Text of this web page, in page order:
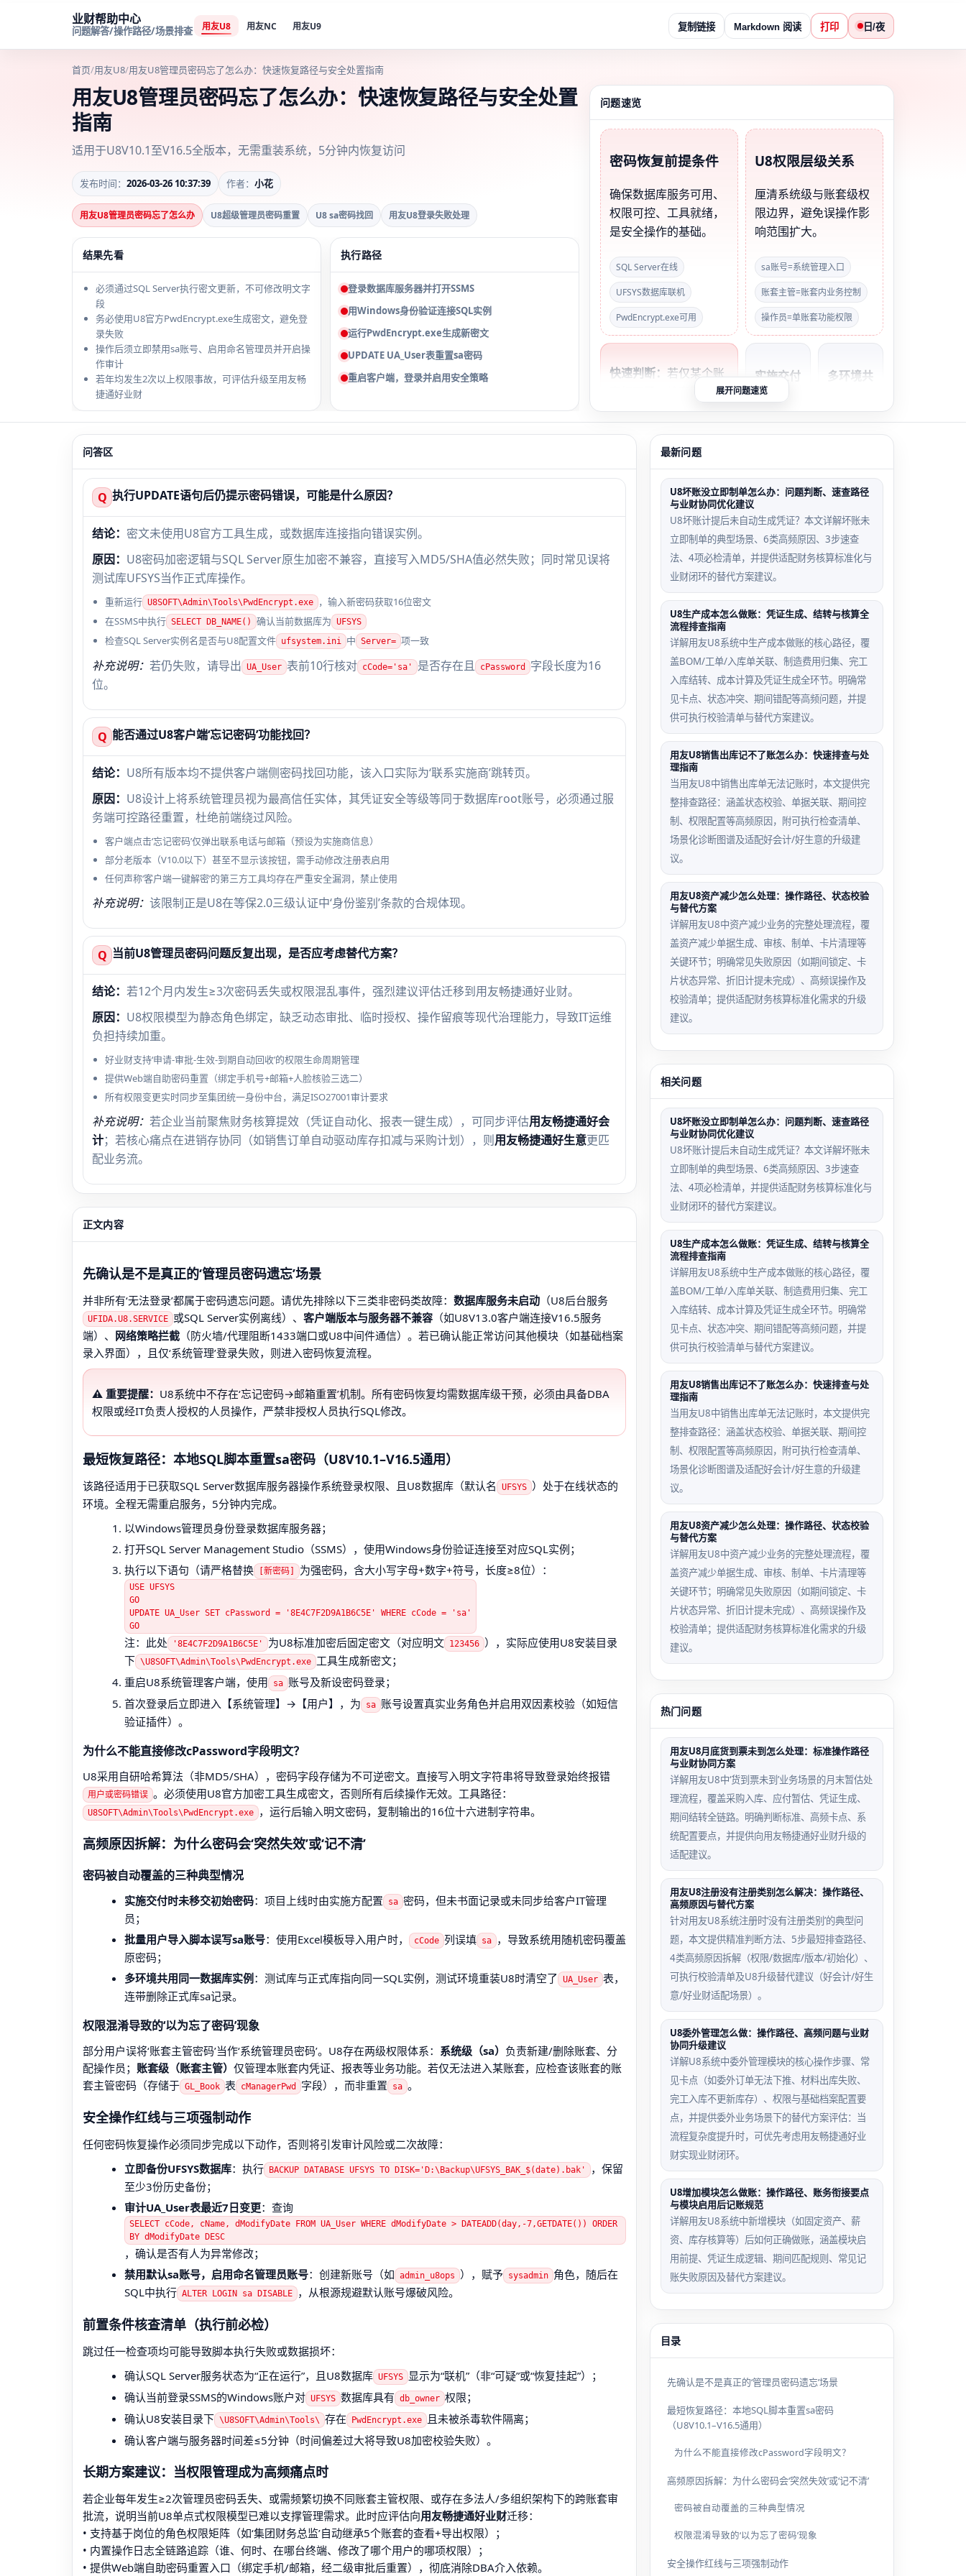
业财帮助中心
问题解答/操作路径/场景排查 用友U8 用友NC 用友U9 复制链接 Markdown 阅读 打印 日/夜
首页/用友U8/用友U8管理员密码忘了怎么办：快速恢复路径与安全处置指南
用友U8管理员密码忘了怎么办：快速恢复路径与安全处置
指南
适用于U8V10.1至V16.5全版本，无需重装系统，5分钟内恢复访问
发布时间： 2026-03-26 10:37:39 作者： 小花
用友U8管理员密码忘了怎么办 U8超级管理员密码重置 U8 sa密码找回 用友U8登录失败处理
结果先看
必须通过SQL Server执行密文更新，不可修改明文字
段
务必使用U8官方PwdEncrypt.exe生成密文，避免登
录失败
操作后须立即禁用sa账号、启用命名管理员并开启操
作审计
若年均发生2次以上权限事故，可评估升级至用友畅
捷通好业财
执行路径
登录数据库服务器并打开SSMS
用Windows身份验证连接SQL实例
运行PwdEncrypt.exe生成新密文
UPDATE UA_User表重置sa密码
重启客户端，登录并启用安全策略
问题速览
密码恢复前提条件
确保数据库服务可用、
权限可控、工具就绪，
是安全操作的基础。
SQL Server在线
UFSYS数据库联机
PwdEncrypt.exe可用
U8权限层级关系
厘清系统级与账套级权
限边界，避免误操作影
响范围扩大。
sa账号=系统管理入口
账套主管=账套内业务控制
操作员=单账套功能权限
快速判断： 若仅某个账
套打不开，检查账套主
管密码；若所有账套都
需重置sa密码。
实施交付
未移交密
缺失初始
密码记
手后无从
查证
多环境共
场景
装清空
UA_Use
及正式库
sa账号
批量导入
账号场景
Excel用
户模板中
cCode列
误填
sa，触
动重置
密码策略
场景
启用U8
高级安全
sa密码
超90天
动锁定
展开问题速览
问答区
Q 执行UPDATE语句后仍提示密码错误，可能是什么原因？
结论： 密文未使用U8官方工具生成，或数据库连接指向错误实例。
原因： U8密码加密逻辑与SQL Server原生加密不兼容，直接写入MD5/SHA值必然失败；同时常见误将
测试库UFSYS当作正式库操作。
重新运行 U8SOFT\Admin\Tools\PwdEncrypt.exe
，输入新密码获取16位密文
在SSMS中执行 SELECT DB_NAME() 确认当前数据库为 UFSYS
检查SQL Server实例名是否与U8配置文件 ufsystem.ini 中 Server= 项一致
补充说明： 若仍失败，请导出 UA_User 表前10行核对 cCode='sa' 是否存在且 cPassword
字段长度为16
位。
Q 能否通过U8客户端‘忘记密码’功能找回？
结论： U8所有版本均不提供客户端侧密码找回功能，该入口实际为‘联系实施商’跳转页。
原因： U8设计上将系统管理员视为最高信任实体，其凭证安全等级等同于数据库root账号，必须通过服
务端可控路径重置，杜绝前端绕过风险。
客户端点击‘忘记密码’仅弹出联系电话与邮箱（预设为实施商信息）
部分老版本（V10.0以下）甚至不显示该按钮，需手动修改注册表启用
任何声称‘客户端一键解密’的第三方工具均存在严重安全漏洞，禁止使用
补充说明： 该限制正是U8在等保2.0三级认证中‘身份鉴别’条款的合规体现。
Q 当前U8管理员密码问题反复出现，是否应考虑替代方案？
结论： 若12个月内发生≥3次密码丢失或权限混乱事件，强烈建议评估迁移到用友畅捷通好业财。
原因： U8权限模型为静态角色绑定，缺乏动态审批、临时授权、操作留痕等现代治理能力，导致IT运维
负担持续加重。
好业财支持‘申请-审批-生效-到期自动回收’的权限生命周期管理
提供Web端自助密码重置（绑定手机号+邮箱+人脸核验三选二）
所有权限变更实时同步至集团统一身份中台，满足ISO27001审计要求
补充说明： 若企业当前聚焦财务核算提效（凭证自动化、报表一键生成），可同步评估用友畅捷通好会
计；若核心痛点在进销存协同（如销售订单自动驱动库存扣减与采购计划），则用友畅捷通好生意更匹
配业务流。
正文内容
先确认是不是真正的‘管理员密码遗忘’场景
并非所有‘无法登录’都属于密码遗忘问题。请优先排除以下三类非密码类故障： 数据库服务未启动 （U8后台服务
UFIDA.U8.SERVICE 或SQL Server实例离线）、 客户端版本与服务器不兼容 （如U8V13.0客户端连接V16.5服务
端）、 网络策略拦截 （防火墙/代理阻断1433端口或U8中间件通信）。若已确认能正常访问其他模块（如基础档案
录入界面），且仅‘系统管理’登录失败，则进入密码恢复流程。
⚠️ 重要提醒： U8系统中不存在‘忘记密码→邮箱重置’机制。所有密码恢复均需数据库级干预，必须由具备DBA
权限或经IT负责人授权的人员操作，严禁非授权人员执行SQL修改。
最短恢复路径：本地SQL脚本重置sa密码（U8V10.1–V16.5通用）
该路径适用于已获取SQL Server数据库服务器操作系统登录权限、且U8数据库（默认名 UFSYS ）处于在线状态的
环境。全程无需重启服务，5分钟内完成。
以Windows管理员身份登录数据库服务器；
打开SQL Server Management Studio（SSMS），使用Windows身份验证连接至对应SQL实例；
执行以下语句（请严格替换
[新密码] 为强密码，含大小写字母+数字+符号，长度≥8位）：
USE UFSYS
GO
UPDATE UA_User SET cPassword = '8E4C7F2D9A1B6C5E' WHERE cCode = 'sa'
GO
注：此处 '8E4C7F2D9A1B6C5E' 为U8标准加密后固定密文（对应明文 123456 ），实际应使用U8安装目录
下 \U8SOFT\Admin\Tools\PwdEncrypt.exe 工具生成新密文；
重启U8系统管理客户端，使用
sa 账号及新设密码登录；
首次登录后立即进入【系统管理】→【用户】，为
sa 账号设置真实业务角色并启用双因素校验（如短信
验证插件）。
为什么不能直接修改cPassword字段明文？
U8采用自研哈希算法（非MD5/SHA），密码字段存储为不可逆密文。直接写入明文字符串将导致登录始终报错
用户或密码错误 。必须使用U8官方加密工具生成密文，否则所有后续操作无效。工具路径：
U8SOFT\Admin\Tools\PwdEncrypt.exe ，运行后输入明文密码，复制输出的16位十六进制字符串。
高频原因拆解：为什么密码会‘突然失效’或‘记不清’
密码被自动覆盖的三种典型情况
实施交付时未移交初始密码：项目上线时由实施方配置 sa 密码，但未书面记录或未同步给客户IT管理
员；
批量用户导入脚本误写sa账号：使用Excel模板导入用户时， cCode 列误填 sa
，导致系统用随机密码覆盖
原密码；
多环境共用同一数据库实例 ：测试库与正式库指向同一SQL实例，测试环境重装U8时清空了 UA_User 表，
连带删除正式库sa记录。
权限混淆导致的‘以为忘了密码’现象
部分用户误将‘账套主管密码’当作‘系统管理员密码’。U8存在两级权限体系： 系统级（sa） 负责新建/删除账套、分
配操作员； 账套级（账套主管） 仅管理本账套内凭证、报表等业务功能。若仅无法进入某账套，应检查该账套的账
套主管密码（存储于 GL_Book 表 cManagerPwd 字段），而非重置 sa 。
安全操作红线与三项强制动作
任何密码恢复操作必须同步完成以下动作，否则将引发审计风险或二次故障：
立即备份UFSYS数据库：执行 BACKUP DATABASE UFSYS TO DISK='D:\Backup\UFSYS_BAK_$(date).bak'
，保留
至少3份历史备份；
审计UA_User表最近7日变更：查询
SELECT cCode, cName, dModifyDate FROM UA_User WHERE dModifyDate > DATEADD(day,-7,GETDATE()) ORDER
BY dModifyDate DESC
，确认是否有人为异常修改；
禁用默认sa账号，启用命名管理员账号：创建新账号（如 admin_u8ops ），赋予 sysadmin 角色，随后在
SQL中执行 ALTER LOGIN sa DISABLE ，从根源规避默认账号爆破风险。
前置条件核查清单（执行前必检）
跳过任一检查项均可能导致脚本执行失败或数据损坏：
确认SQL Server服务状态为“正在运行”，且U8数据库 UFSYS
显示为“联机”（非“可疑”或“恢复挂起”）；
确认当前登录SSMS的Windows账户对 UFSYS 数据库具有 db_owner 权限；
确认U8安装目录下 \U8SOFT\Admin\Tools\ 存在 PwdEncrypt.exe
且未被杀毒软件隔离；
确认客户端与服务器时间差≤5分钟（时间偏差过大将导致U8加密校验失败）。
长期方案建议：当权限管理成为高频痛点时
若企业每年发生≥2次管理员密码丢失、或需频繁切换不同账套主管权限、或存在多法人/多组织架构下的跨账套审
批流，说明当前U8单点式权限模型已难以支撑管理需求。此时应评估向用友畅捷通好业财迁移：
• 支持基于岗位的角色权限矩阵（如‘集团财务总监’自动继承5个账套的查看+导出权限）；
• 内置操作日志全链路追踪（谁、何时、在哪台终端、修改了哪个用户的哪项权限）；
• 提供Web端自助密码重置入口（绑定手机/邮箱，经二级审批后重置），彻底消除DBA介入依赖。
最新问题
U8坏账没立即制单怎么办：问题判断、速查路径
与业财协同优化建议
U8坏账计提后未自动生成凭证？本文详解坏账未
立即制单的典型场景、6类高频原因、3步速查
法、4项必检清单，并提供适配财务核算标准化与
业财闭环的替代方案建议。
U8生产成本怎么做账：凭证生成、结转与核算全
流程排查指南
详解用友U8系统中生产成本做账的核心路径，覆
盖BOM/工单/入库单关联、制造费用归集、完工
入库结转、成本计算及凭证生成全环节。明确常
见卡点、状态冲突、期间错配等高频问题，并提
供可执行校验清单与替代方案建议。
用友U8销售出库记不了账怎么办：快速排查与处
理指南
当用友U8中销售出库单无法记账时，本文提供完
整排查路径：涵盖状态校验、单据关联、期间控
制、权限配置等高频原因，附可执行检查清单、
场景化诊断图谱及适配好会计/好生意的升级建
议。
用友U8资产减少怎么处理：操作路径、状态校验
与替代方案
详解用友U8中资产减少业务的完整处理流程，覆
盖资产减少单据生成、审核、制单、卡片清理等
关键环节；明确常见失败原因（如期间锁定、卡
片状态异常、折旧计提未完成）、高频误操作及
校验清单；提供适配财务核算标准化需求的升级
建议。
相关问题
U8坏账没立即制单怎么办：问题判断、速查路径
与业财协同优化建议
U8坏账计提后未自动生成凭证？本文详解坏账未
立即制单的典型场景、6类高频原因、3步速查
法、4项必检清单，并提供适配财务核算标准化与
业财闭环的替代方案建议。
U8生产成本怎么做账：凭证生成、结转与核算全
流程排查指南
详解用友U8系统中生产成本做账的核心路径，覆
盖BOM/工单/入库单关联、制造费用归集、完工
入库结转、成本计算及凭证生成全环节。明确常
见卡点、状态冲突、期间错配等高频问题，并提
供可执行校验清单与替代方案建议。
用友U8销售出库记不了账怎么办：快速排查与处
理指南
当用友U8中销售出库单无法记账时，本文提供完
整排查路径：涵盖状态校验、单据关联、期间控
制、权限配置等高频原因，附可执行检查清单、
场景化诊断图谱及适配好会计/好生意的升级建
议。
用友U8资产减少怎么处理：操作路径、状态校验
与替代方案
详解用友U8中资产减少业务的完整处理流程，覆
盖资产减少单据生成、审核、制单、卡片清理等
关键环节；明确常见失败原因（如期间锁定、卡
片状态异常、折旧计提未完成）、高频误操作及
校验清单；提供适配财务核算标准化需求的升级
建议。
热门问题
用友U8月底货到票未到怎么处理：标准操作路径
与业财协同方案
详解用友U8中‘货到票未到’业务场景的月末暂估处
理流程，覆盖采购入库、应付暂估、凭证生成、
期间结转全链路。明确判断标准、高频卡点、系
统配置要点，并提供向用友畅捷通好业财升级的
适配建议。
用友U8注册没有注册类别怎么解决：操作路径、
高频原因与替代方案
针对用友U8系统注册时‘没有注册类别’的典型问
题，本文提供精准判断方法、5步最短排查路径、
4类高频原因拆解（权限/数据库/版本/初始化）、
可执行校验清单及U8升级替代建议（好会计/好生
意/好业财适配场景）。
U8委外管理怎么做：操作路径、高频问题与业财
协同升级建议
详解U8系统中委外管理模块的核心操作步骤、常
见卡点（如委外订单无法下推、材料出库失败、
完工入库不更新库存）、权限与基础档案配置要
点，并提供委外业务场景下的替代方案评估：当
流程复杂度提升时，可优先考虑用友畅捷通好业
财实现业财闭环。
U8增加模块怎么做账：操作路径、账务衔接要点
与模块启用后记账规范
详解用友U8系统中新增模块（如固定资产、薪
资、库存核算等）后如何正确做账，涵盖模块启
用前提、凭证生成逻辑、期间匹配规则、常见记
账失败原因及替代方案建议。
目录
先确认是不是真正的‘管理员密码遗忘’场景
最短恢复路径：本地SQL脚本重置sa密码
（U8V10.1–V16.5通用）
为什么不能直接修改cPassword字段明文？
高频原因拆解：为什么密码会‘突然失效’或‘记不清’
密码被自动覆盖的三种典型情况
权限混淆导致的‘以为忘了密码’现象
安全操作红线与三项强制动作